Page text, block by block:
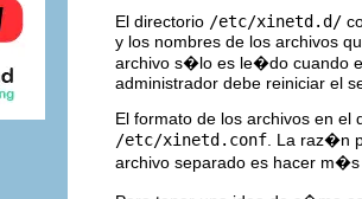
El directorio /etc/xinetd.d/
y los nombres de los archivos
archivo s�lo es le�do cuando
administrador debe reiniciar el
El formato de los archivos en el
/etc/xinetd.conf . La raz�n
archivo separado es hacer